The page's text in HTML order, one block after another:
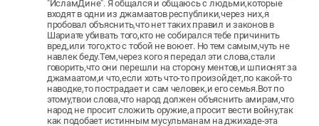
"ИсламДине". Я общался и общаюсь с людьми,которые
входят в одни из джамаатов республики,через них,я
пробовал объяснить,что нет таких правил и законов в
Шариате убивать того,кто не собирался тебе причинить
вред,или того,кто с тобой не воюет. Но тем самым,чуть не
навлек беду.Тем,через кого я передал эти слова,стали
говорить,что они перешли на сторону ментов,и шпионят за
джамаатом,и что,если хоть что-то произойдет,по какой-то
наводке,то пострадает и сам человек,и его семья.Вот по
этому,твои слова,что народ должен объяснить амирам,что
народ не просит сложить оружие,а просит вести войну,так
как подобает истинным мусульманам на джихаде-эта